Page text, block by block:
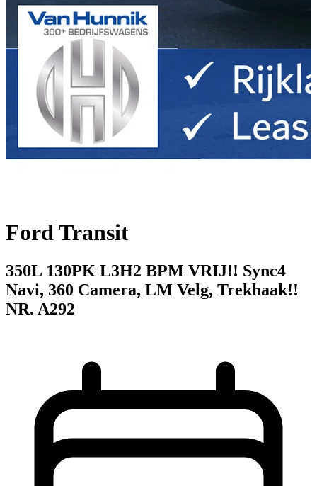
Ford Transit
350L 130PK L3H2 BPM VRIJ!! Sync4
Navi, 360 Camera, LM Velg, Trekhaak!!
NR. A292